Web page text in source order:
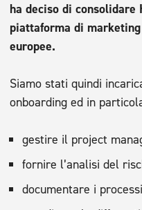
ha deciso di consolidare
piattaforma di
europee.
Siamo stati quindi
onboarding ed in
gestire il project
fornire l’analisi del
documentare i